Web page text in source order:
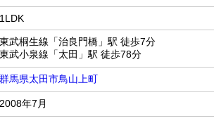
1LDK
東武桐生線「治良門橋」駅 徒歩7分
東武小泉線「太田」駅 徒歩78分
群馬県太田市鳥山上町
2008年7月